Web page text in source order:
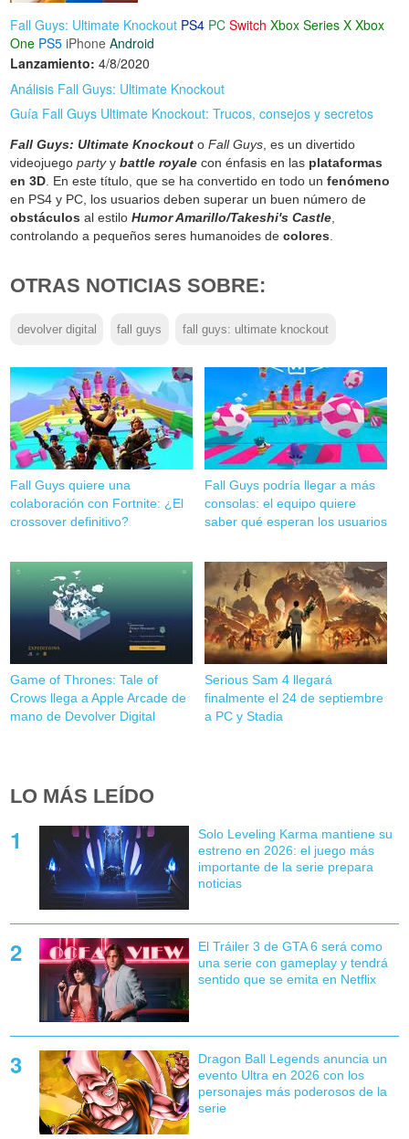
Fall Guys: Ultimate Knockout PS4 PC Switch Xbox Series X Xbox
One PS5 iPhone Android
Lanzamiento: 4/8/2020
Análisis Fall Guys: Ultimate Knockout
Guía Fall Guys Ultimate Knockout: Trucos, consejos y secretos
Fall Guys: Ultimate Knockout oFall Guys , es un divertido
videojuegopartyybattle royale con énfasis en las plataformas
en 3D . En este título, que se ha convertido en todo unfenómeno
en PS4 y PC, los usuarios deben superar un buen número de
obstáculos al estiloHumor Amarillo/Takeshi's Castle
controlando a pequeños seres humanoides decolores
OTRAS NOTICIAS SOBRE:
devolver digital fall guys fall guys: ultimate knockout
Fall Guys quiere una
colaboración con Fortnite: ¿El
crossover definitivo?
Fall Guys podría llegar a más
consolas: el equipo quiere
saber qué esperan los usuarios
Game of Thrones: Tale of
Crows llega a Apple Arcade de
mano de Devolver Digital
Serious Sam 4 llegará
finalmente el 24 de septiembre
a PC y Stadia
LO MÁS LEÍDO
Solo Leveling Karma mantiene su
estreno en 2026: el juego más
importante de la serie prepara
noticias
El Tráiler 3 de GTA 6 será como
una serie con gameplay y tendrá
sentido que se emita en Netflix
Dragon Ball Legends anuncia un
evento Ultra en 2026 con los
personajes más poderosos de la
serie